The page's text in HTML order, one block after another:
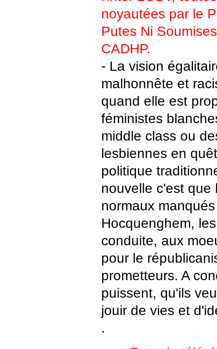
noyautées par le
Putes Ni
CADHP.
- La vision
malhonnête et
quand elle est
féministes
middle class ou
lesbiennes en
politique
nouvelle c'est que
normaux
Hocquenghem,
conduite, aux
pour le
prometteurs. A
puissent, qu'ils
jouir de vies et
.